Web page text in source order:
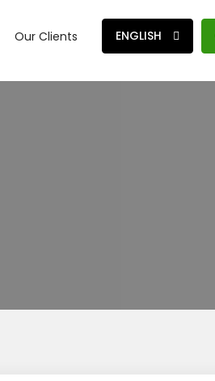
Our Clients ENGLISH